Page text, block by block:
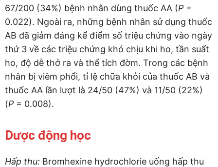
67/200 (34%) bệnh nhân dùng thuốc AA (P=
0.022). Ngoài ra, những bệnh nhân sử dụng thuốc
AB đã giảm đáng kể điểm số triệu chứng vào ngày
thứ 3 về các triệu chứng khó chịu khi ho, tần suất
ho, độ dễ thở ra và thể tích đờm. Trong các bệnh
nhân bị viêm phổi, tỉ lệ chữa khỏi của thuốc AB và
thuốc AA lần lượt là 24/50 (47%) và 11/50 (22%)
(P= 0.008).
Dược động học
Hấp thu: Bromhexine hydrochlorie uống hấp thu